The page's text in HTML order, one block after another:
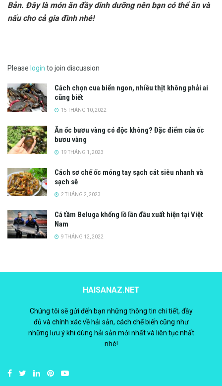
Bản. Đây là món ăn đầy dinh dưỡng nên bạn có thể ăn và
nấu cho cả gia đình nhé!
Please login to join discussion
Cách chọn cua biển ngon, nhiều thịt không phải ai
cũng biết
15 THÁNG 10, 2022
Ăn ốc bươu vàng có độc không? Đặc điểm của ốc
bươu vàng
19 THÁNG 1, 2023
Cách sơ chế ốc móng tay sạch cát siêu nhanh và
sạch sẽ
2 THÁNG 2, 2023
Cá tầm Beluga khổng lồ lần đầu xuất hiện tại Việt
Nam
9 THÁNG 12, 2022
HAISANAZ.NET
Chúng tôi sẽ gửi đến bạn những thông tin chi tiết, đầy
đủ và chính xác về hải sản, cách chế biến cũng như
những lưu ý khi dùng hải sản mới nhất và liên tục nhất
nhé!